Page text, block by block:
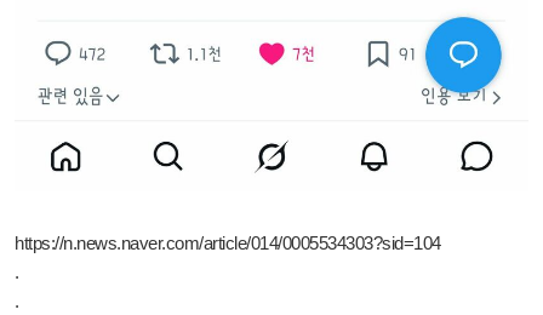
https://n.news.naver.com/article/014/0005534303?sid=104
.
.